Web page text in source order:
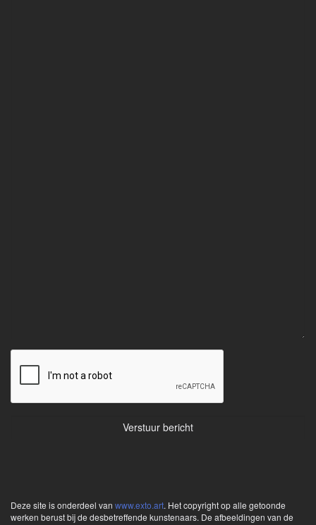
Deze site is onderdeel van www.exto.art. Het copyright op alle getoonde
werken berust bij de desbetreffende kunstenaars. De afbeeldingen van de